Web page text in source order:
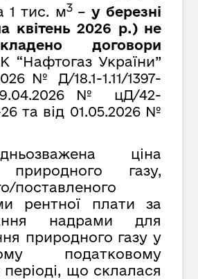
1 тис. м3 – у березні
квітень 2026 р.) не
договори
“Нафтогаз України”
№ Д/18.1-1.11/1397-
.04.2026
№ цД/42-
та від 01.05.2026 №
ціна
газу,
поставленого
рентної плати за
надрами для
природного газу у
податковому
періоді, що склалася